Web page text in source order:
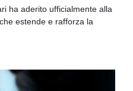
ha aderito ufficialmente alla
estende e rafforza la